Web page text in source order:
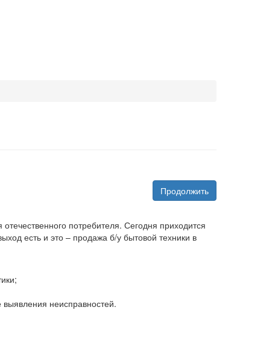
Продолжить
потребителя. Сегодня приходится
есть и это – продажа б/у бытовой техники в
выявления неисправностей.